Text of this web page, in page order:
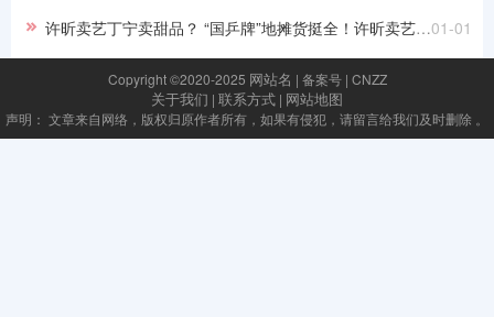
01-01
许昕卖艺丁宁卖甜品？ “国乒牌”地摊货挺全！许昕卖艺丁宁卖甜品？ “国乒牌”地摊货挺全！
Copyright ©2020-2025 网站名 | 备案号 | CNZZ
关于我们 | 联系方式 | 网站地图
声明： 文章来自网络，版权归原作者所有，如果有侵犯，请留言给我们及时删除 。